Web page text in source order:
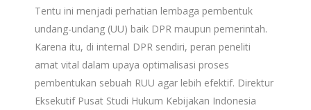
Tentu ini menjadi perhatian lembaga pembentuk
undang-undang (UU) baik DPR maupun pemerintah.
Karena itu, di internal DPR sendiri, peran peneliti
amat vital dalam upaya optimalisasi proses
pembentukan sebuah RUU agar lebih efektif. Direktur
Eksekutif Pusat Studi Hukum Kebijakan Indonesia